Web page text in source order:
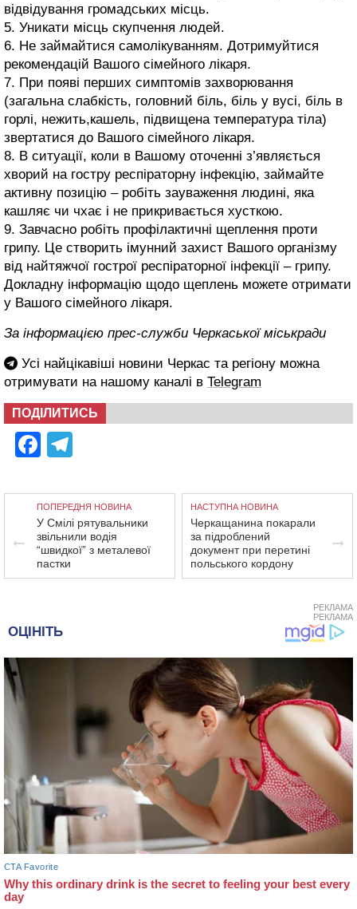
відвідування громадських місць.
5. Уникати місць скупчення людей.
6. Не займайтися самолікуванням. Дотримуйтися
рекомендацій Вашого сімейного лікаря.
7. При появі перших симптомів захворювання
(загальна слабкість, головний біль, біль у вусі, біль в
горлі, нежить,кашель, підвищена температура тіла)
звертатися до Вашого сімейного лікаря.
8. В ситуації, коли в Вашому оточенні з’являється
хворий на гостру респіраторну інфекцію, займайте
активну позицію – робіть зауваження людині, яка
кашляє чи чхає і не прикривається хусткою.
9. Завчасно робіть профілактичні щеплення проти
грипу. Це створить імунний захист Вашого організму
від найтяжчої гострої респіраторної інфекції – грипу.
Докладну інформацію щодо щеплень можете отримати
у Вашого сімейного лікаря.
За інформацією прес-служби Черкаської міськради
Усі найцікавіші новини Черкас та регіону можна
отримувати на нашому каналі в Telegram
ПОДІЛИТИСЬ
Facebook
ПОПЕРЕДНЯ НОВИНА
У Смілі рятувальники
звільнили водія
“швидкої” з металевої
пастки
НАСТУПНА НОВИНА
Черкащанина покарали
за підроблений
документ при перетині
польського кордону
РЕКЛАМА
РЕКЛАМА